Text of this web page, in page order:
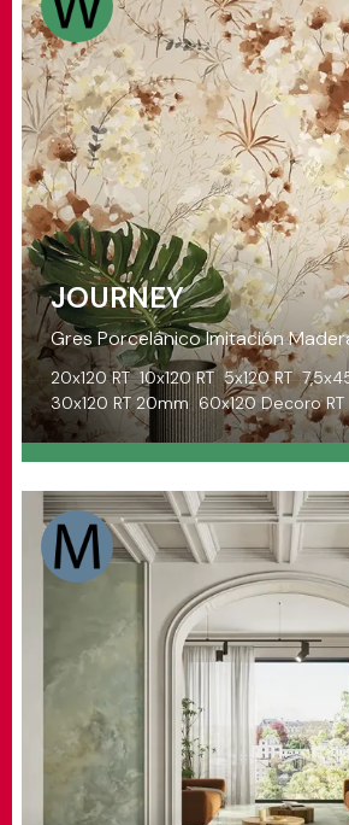
JOURNEY
Gres Porcelánico Imitación
20x120 RT 10x120 RT 5x120 RT
30x120 RT 20mm 60x120 Decoro RT